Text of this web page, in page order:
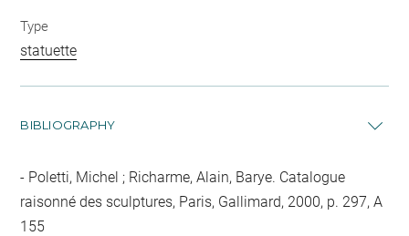
Type
statuette
BIBLIOGRAPHY
Poletti, Michel ; Richarme, Alain, Barye. Catalogue
raisonné des sculptures, Paris, Gallimard, 2000, p. 297, A
155